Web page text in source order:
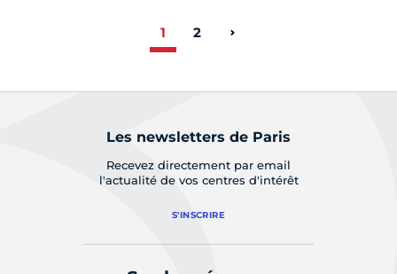
1 2 Page suivante
Les newsletters de Paris
Recevez directement par email
l'actualité de vos centres d'intérêt
S'INSCRIRE